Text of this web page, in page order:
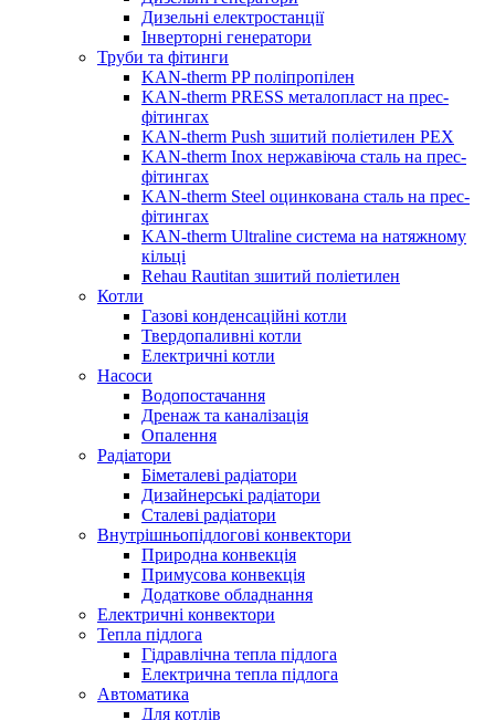
Дизельні електростанції
Інверторні генератори
Труби та фітинги
KAN-therm PP поліпропілен
KAN-therm PRESS металопласт на прес-
фітингах
KAN-therm Push зшитий поліетилен PEX
KAN-therm Inox нержавіюча сталь на прес-
фітингах
KAN-therm Steel оцинкована сталь на прес-
фітингах
KAN-therm Ultraline система на натяжному
кільці
Rehau Rautitan зшитий поліетилен
Котли
Газові конденсаційні котли
Твердопаливні котли
Електричні котли
Насоси
Водопостачання
Дренаж та каналізація
Опалення
Радіатори
Біметалеві радіатори
Дизайнерські радіатори
Сталеві радіатори
Внутрішньопідлогові конвектори
Природна конвекція
Примусова конвекція
Додаткове обладнання
Електричні конвектори
Тепла підлога
Гідравлічна тепла підлога
Електрична тепла підлога
Автоматика
Для котлів